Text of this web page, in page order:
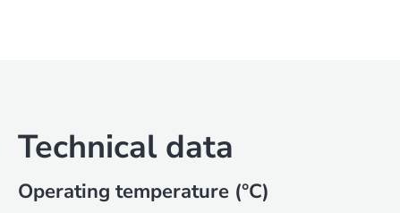
Technical data
Operating temperature (°C)